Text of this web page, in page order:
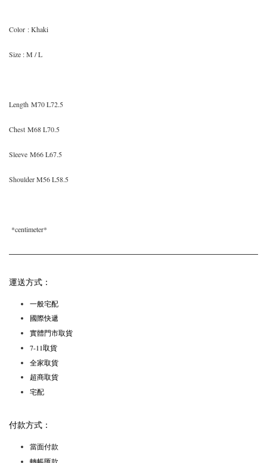
Color : Khaki
Size : M / L
Length M70 L72.5
Chest M68 L70.5
Sleeve M66 L67.5
Shoulder M56 L58.5
*centimeter*
運送方式：
一般宅配
國際快遞
實體門市取貨
7-11取貨
全家取貨
超商取貨
宅配
付款方式：
當面付款